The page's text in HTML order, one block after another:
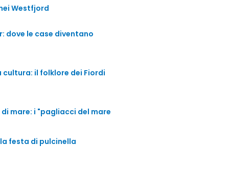
Westfjord
dove le case diventano
cultura: il folklore dei Fiordi
di mare: i "pagliacci del mare
festa di pulcinella